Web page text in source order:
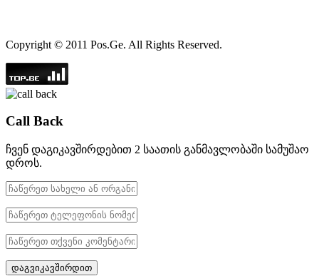
Copyright © 2011 Pos.Ge. All Rights Reserved.
Call Back
ჩვენ დაგიკავშირდებით 2 საათის განმავლობაში სამუშაო
დროს.